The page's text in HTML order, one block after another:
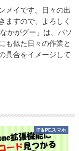
メイです。日々の出
ますので、よろしく
かがグー」は、パソ
も似た日々の作業と
具合をイメージして
IT＆PC,スマホ